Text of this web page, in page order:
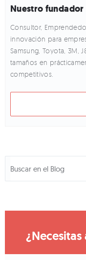
Nuestro fundador
Consultor,
innovación para
Samsung, Toyota, 3M,
tamaños en
competitivos.